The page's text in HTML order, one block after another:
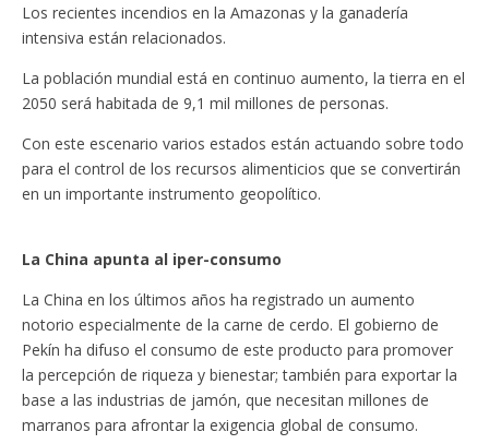
Los recientes incendios en la Amazonas y la ganadería
intensiva están relacionados.
La población mundial está en continuo aumento, la tierra en el
2050 será habitada de 9,1 mil millones de personas.
Con este escenario varios estados están actuando sobre todo
para el control de los recursos alimenticios que se convertirán
en un importante instrumento geopolítico.
La China apunta al iper-consumo
La China en los últimos años ha registrado un aumento
notorio especialmente de la carne de cerdo. El gobierno de
Pekín ha difuso el consumo de este producto para promover
la percepción de riqueza y bienestar; también para exportar la
base a las industrias de jamón, que necesitan millones de
marranos para afrontar la exigencia global de consumo.